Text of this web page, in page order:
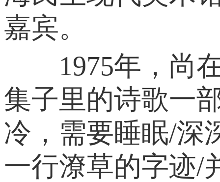
嘉宾。
1975年，尚在
集子里的诗歌一
冷，需要睡眠/深
一行潦草的字迹/